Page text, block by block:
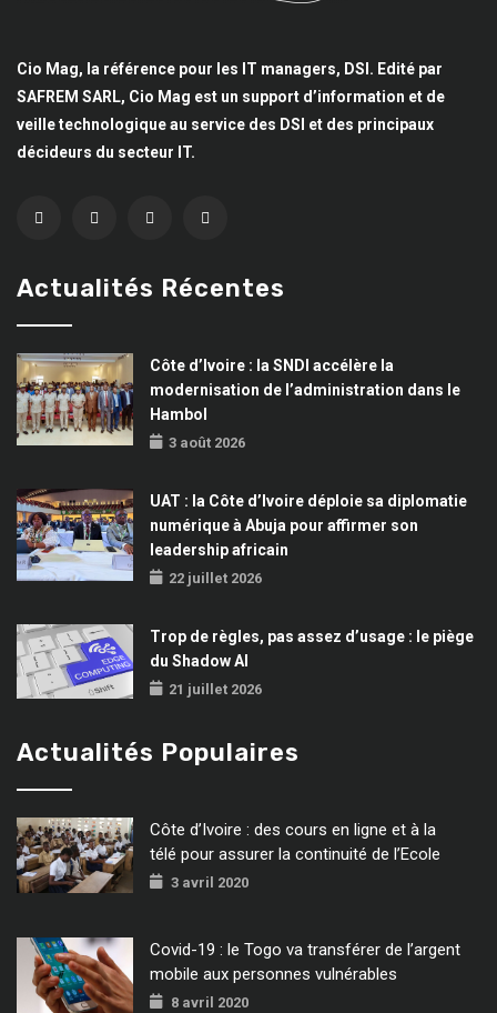
Cio Mag, la référence pour les IT managers, DSI. Edité par
SAFREM SARL, Cio Mag est un support d’information et de
veille technologique au service des DSI et des principaux
décideurs du secteur IT.
Actualités Récentes
Côte d’Ivoire : la SNDI accélère la
modernisation de l’administration dans le
Hambol
3 août 2026
UAT : la Côte d’Ivoire déploie sa diplomatie
numérique à Abuja pour affirmer son
leadership africain
22 juillet 2026
Trop de règles, pas assez d’usage : le piège
du Shadow AI
21 juillet 2026
Actualités Populaires
Côte d’Ivoire : des cours en ligne et à la
télé pour assurer la continuité de l’Ecole
3 avril 2020
Covid-19 : le Togo va transférer de l’argent
mobile aux personnes vulnérables
8 avril 2020